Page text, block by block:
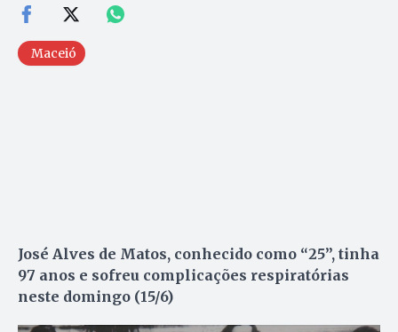
Maceió
José Alves de Matos, conhecido como “25”, tinha
97 anos e sofreu complicações respiratórias
neste domingo (15/6)